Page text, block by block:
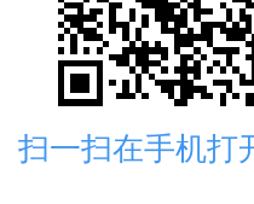
扫一扫在手机打